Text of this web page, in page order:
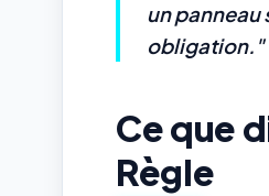
un
obligation."
Ce que
Règle